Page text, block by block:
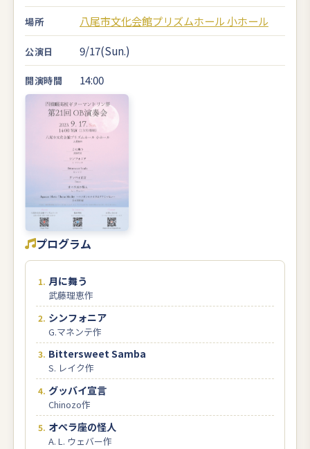
場所 八尾市文化会館プリズムホール 小ホール
公演日 9/17(Sun.)
開演時間 14:00
プログラム
月に舞う
武藤理恵作
シンフォニア
G.マネンテ作
Bittersweet Samba
S. レイク作
グッバイ宣言
Chinozo作
オペラ座の怪人
A. L. ウェバー作